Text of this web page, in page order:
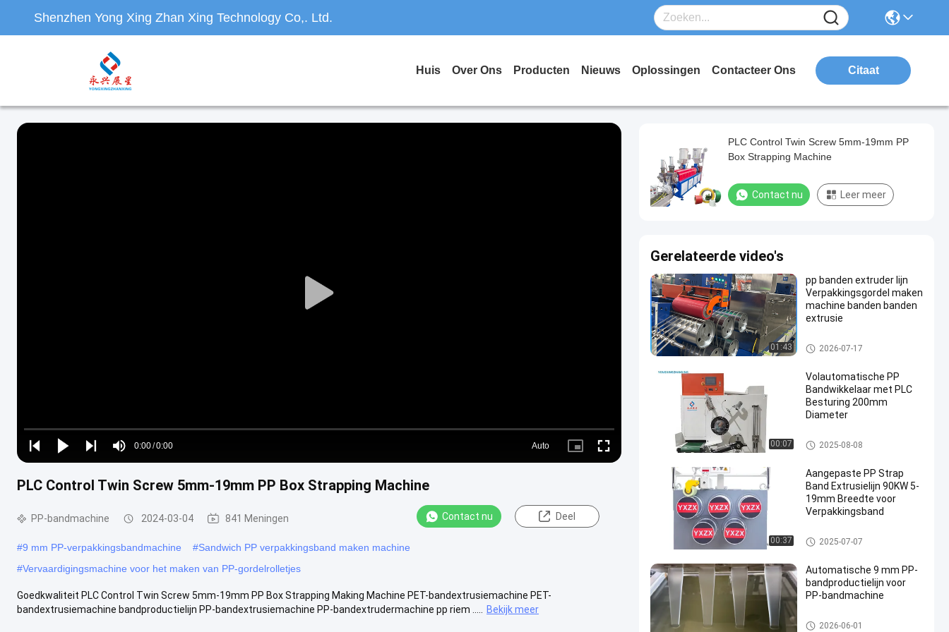
Shenzhen Yong Xing Zhan Xing Technology Co,. Ltd.
Huis Over Ons Producten Nieuws Oplossingen Contacteer Ons Citaat
Play
Play
Play
Play
Mute
Time
0:00/0:00
Loaded:
0%
Auto
Picture- Fullscreen
PLC Control Twin Screw 5mm-19mm PP Box Strapping Machine
PP-bandmachine 2024-03-04 841 Meningen Contact nu Deel
#9 mm PP-verpakkingsbandmachine #Sandwich PP verpakkingsband maken machine
#Vervaardigingsmachine voor het maken van PP-gordelrolletjes
Goedkwaliteit PLC Control Twin Screw 5mm-19mm PP Box Strapping Making Machine PET-bandextrusiemachine PET-
bandextrusiemachine bandproductielijn PP-bandextrusiemachine PP-bandextrudermachine pp riem .....
Bekijk meer
PLC Control Twin Screw 5mm-19mm PP
Box Strapping Machine
Contact nu Leer meer
Gerelateerde video's
01:43
pp banden extruder lijn
Verpakkingsgordel maken
machine banden banden
extrusie
PP-bandmachine
2026-07-17
00:07
Volautomatische PP
Bandwikkelaar met PLC
Besturing 200mm
Diameter
PP-bandwieler
2025-08-08
00:37
Aangepaste PP Strap
Band Extrusielijn 90KW 5-
19mm Breedte voor
Verpakkingsband
PP-stropband-extrusielijn
2025-07-07
Automatische 9 mm PP-
bandproductielijn voor
PP-bandmachine
PP-bandmachine
2026-06-01